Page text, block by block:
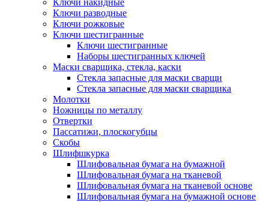
Ключи накидные
Ключи разводные
Ключи рожковые
Ключи шестигранные
Ключи шестигранные
Наборы шестигранных ключей
Маски сварщика, стекла, каски
Стекла запасные для маски сварщи
Стекла запасные для маски сварщика
Молотки
Ножницы по металлу
Отвертки
Пассатижи, плоскогубцы
Скобы
Шлифшкурка
Шлифовальная бумага на бумажной
Шлифовальная бумага на тканевой
Шлифовальная бумага на тканевой основе
Шлифовальная бумага на бумажной основе